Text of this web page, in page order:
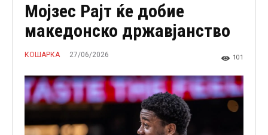
Мојзес Рајт ќе добие
македонско државјанство
КОШАРКА 27/06/2026 101